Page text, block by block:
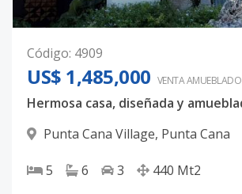
Código: 4909
US$ 1,485,000 VENTA AMUEBLADO
Punta Cana Village, Punta Cana
5 6 3 440 Mt2